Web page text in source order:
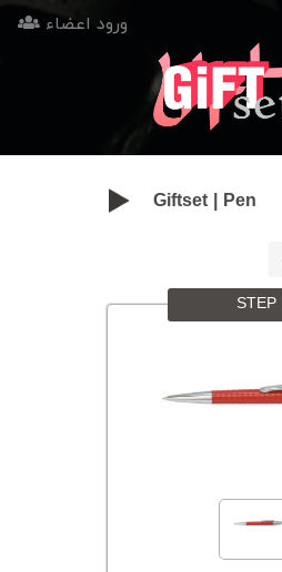
ورود اعضاء
Giftset Pen
STEP